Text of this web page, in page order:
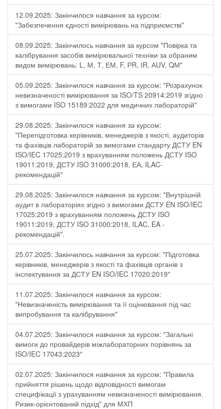
12.09.2025: Закінчилося навчання за курсом:
"Забезпечення єдності вимірювань на підприємстві"
08.09.2025: Закінчилось навчання за курсом "Повірка та
калібрування засобів вимірювальної техніки за обраним
видом вимірювань: L, М, Т, ЕМ, F, РR, ІR, АUV, QМ"
05.09.2025: Закінчилося навчання за курсом: "Розрахунок
невизначеності вимірювання за ISO/TS 20914:2019 згідно
з вимогами ISO 15189:2022 для медичних лабораторій"
29.08.2025: Закінчилося навчання за курсом:
"Перепідготовка керівників, менеджерів з якості, аудиторів
та фахівців лабораторій за вимогами стандарту ДСТУ EN
ISO/IEC 17025:2019 з врахуванням положень ДСТУ ISO
19011:2019, ДСТУ ISO 31000:2018, ЕА, ILAC-
рекомендацій"
29.08.2025: Закінчилося навчання за курсом: "Внутрішній
аудит в лабораторіях згідно з вимогами ДСТУ EN ISO/IEC
17025:2019 з врахуванням положень ДСТУ ISO
19011:2019, ДСТУ ISO 31000:2018, ILAC, EA -
рекомендацій".
25.07.2025: Закінчилось навчання за курсом: "Підготовка
керівників, менеджерів з якості та фахівців органів з
інспектування за ДСТУ EN ISO/IEC 17020:2019"
11.07.2025: Закінчилося навчання за курсом:
"Невизначеність вимірювання та її оцінювання під час
випробування та калібрування"
04.07.2025: Закінчилося навчання за курсом: "Загальні
вимоги до провайдерів міжлабораторних порівнянь за
ISO/IEC 17043:2023"
02.07.2025: Закінчилося навчання за курсом: "Правила
прийняття рішень щодо відповідності вимогам
специфікації з урахуванням невизначеності вимірювання.
Ризик-орієнтований підхід" для МХП